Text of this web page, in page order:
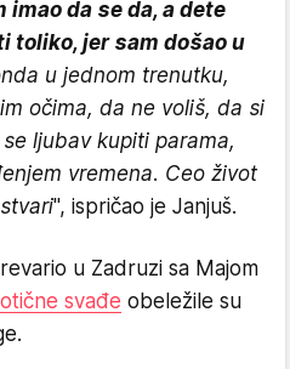
da se da, a dete
toliko, jer sam došao u
u jednom trenutku,
očima, da ne voliš, da si
ljubav kupiti parama,
vremena. Ceo život
", ispričao je Janjuš.
u Zadruzi sa Majom
svađe obeležile su